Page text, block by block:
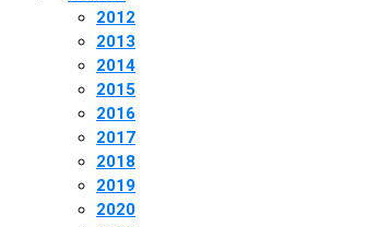
2012
2013
2014
2015
2016
2017
2018
2019
2020